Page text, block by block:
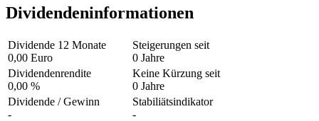
Dividendeninformationen
Dividende 12 Monate
0,00 Euro
Steigerungen seit
0 Jahre
Dividendenrendite
0,00 %
Keine Kürzung seit
0 Jahre
Dividende / Gewinn
-
Stabiliätsindikator
-